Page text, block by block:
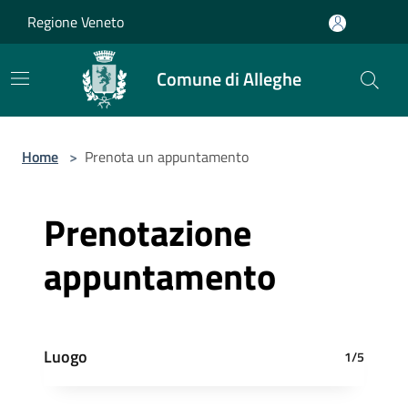
Regione Veneto
Comune di Alleghe
Home > Prenota un appuntamento
Prenotazione
appuntamento
Luogo 1/5